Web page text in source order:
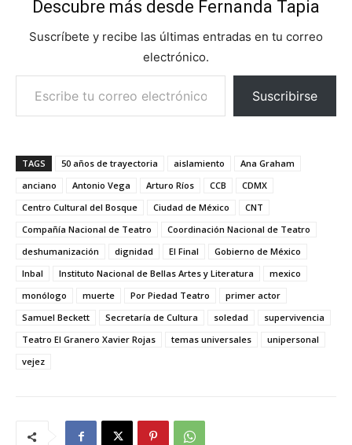
Descubre más desde Fernanda Tapia
Suscríbete y recibe las últimas entradas en tu correo
electrónico.
Escribe tu correo electrónico…
Suscribirse
TAGS 50 años de trayectoria aislamiento
Ana Graham
anciano
Antonio Vega Arturo Ríos CCB
CDMX
Centro Cultural del Bosque
Ciudad de México
CNT
Compañía Nacional de Teatro
Coordinación Nacional de Teatro
deshumanización
dignidad El Final
Gobierno de México
Inbal
Instituto Nacional de Bellas Artes y Literatura
mexico
monólogo
muerte Por Piedad Teatro
primer actor
Samuel Beckett
Secretaría de Cultura soledad
supervivencia
Teatro El Granero Xavier Rojas
temas universales
unipersonal
vejez